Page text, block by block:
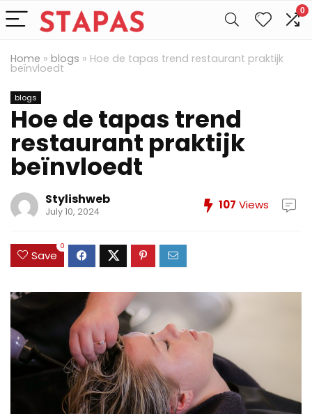
0
Home » blogs » Hoe de tapas trend restaurant praktijk
beïnvloedt
blogs
Hoe de tapas trend
restaurant praktijk
beïnvloedt
Stylishweb
July 10, 2024 107 Views
Save
0